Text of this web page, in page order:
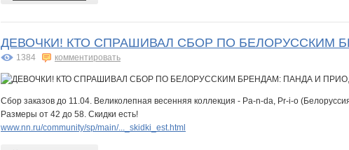
ДЕВОЧКИ! КТО СПРАШИВАЛ СБОР ПО БЕЛОРУССКИМ
1384
комментировать
Сбор заказов до 11.04. Великолепная весенняя коллекция - Pa-n-da, Pr-i-o
Размеры от 42 до 58. Скидки есть!
www.nn.ru/community/sp/main/..._skidki_est.html